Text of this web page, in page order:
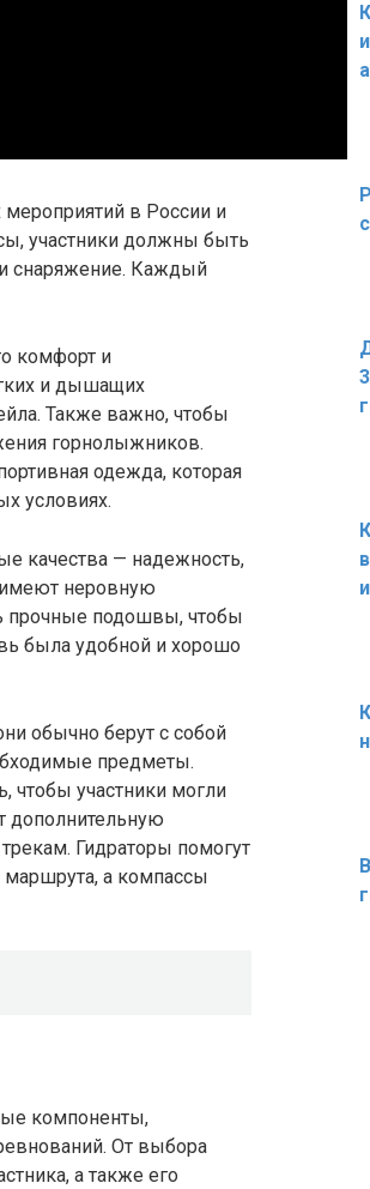
в России и
участники должны быть
снаряжение. Каждый
комфорт и
и дышащих
Также важно, чтобы
горнолыжников.
одежда, которая
условиях.
качества — надежность,
имеют неровную
прочные подошвы, чтобы
была удобной и хорошо
обычно берут с собой
предметы.
участники могли
дополнительную
Гидраторы помогут
а компассы
компоненты,
От выбора
а также его